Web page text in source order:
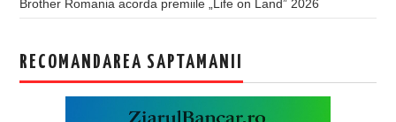
Brother Romania acorda premiile „Life on Land” 2026
RECOMANDAREA SAPTAMANII